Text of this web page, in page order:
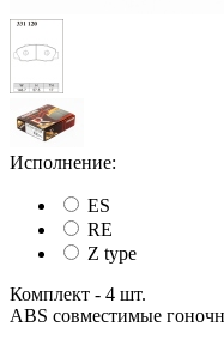
Исполнение:
ES
RE
Z type
Комплект - 4 шт.
ABS совместимые